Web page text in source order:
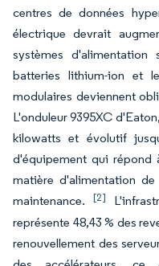
centres de données
électrique devrait
systèmes d'alimentation
batteries lithium-ion et
modulaires deviennent
L'onduleur 9395XC
kilowatts et évolutif
d'équipement qui répond
matière d'alimentation
maintenance. [2]
représente 48,43 % des
renouvellement des